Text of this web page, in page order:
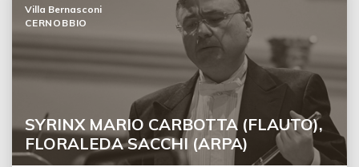
SYRINX MARIO CARBOTTA (FLAUTO),
FLORALEDA SACCHI (ARPA)
Villa Bernasconi
CERNOBBIO